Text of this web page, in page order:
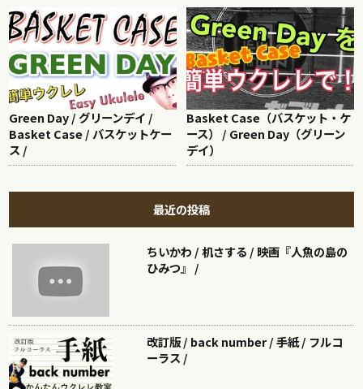
Green Day / グリーンデイ /
Basket Case / バスケットケー
ス /
Basket Case（バスケット・ケ
ース） / Green Day（グリーン
デイ）
最近の投稿
ちいかわ / 机さする / 映画『人魚の島の
ひみつ』 /
改訂版 / back number / 手紙 / フルコ
ーラス /